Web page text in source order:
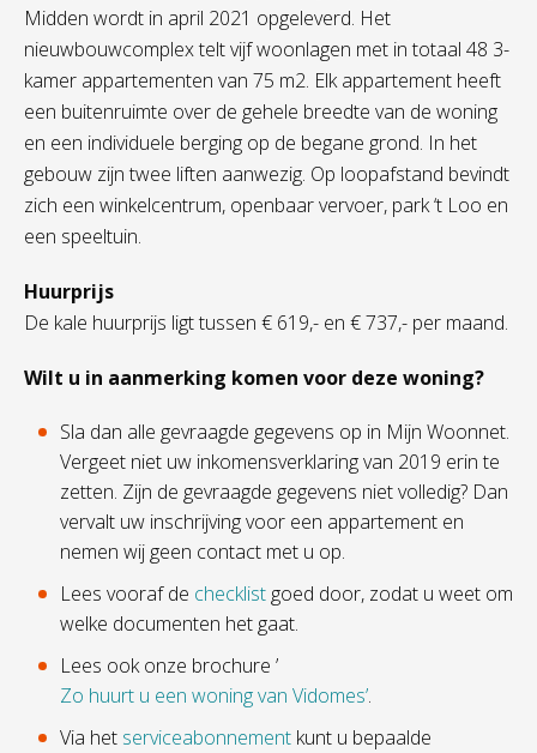
Midden wordt in april 2021 opgeleverd. Het
nieuwbouwcomplex telt vijf woonlagen met in totaal 48 3-
kamer appartementen van 75 m2. Elk appartement heeft
een buitenruimte over de gehele breedte van de woning
en een individuele berging op de begane grond. In het
gebouw zijn twee liften aanwezig. Op loopafstand bevindt
zich een winkelcentrum, openbaar vervoer, park ‘t Loo en
een speeltuin.
Huurprijs
De kale huurprijs ligt tussen € 619,- en € 737,- per maand.
Wilt u in aanmerking komen voor deze woning?
Sla dan alle gevraagde gegevens op in Mijn Woonnet.
Vergeet niet uw inkomensverklaring van 2019 erin te
zetten. Zijn de gevraagde gegevens niet volledig? Dan
vervalt uw inschrijving voor een appartement en
nemen wij geen contact met u op.
Lees vooraf de checklist goed door, zodat u weet om
welke documenten het gaat.
Lees ook onze brochure ’
Zo huurt u een woning van Vidomes’.
Via het serviceabonnement kunt u bepaalde